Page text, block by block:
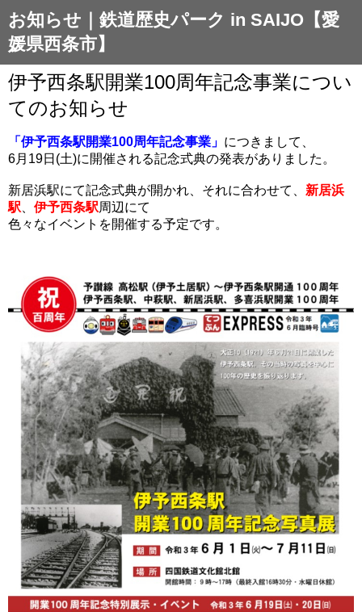
お知らせ｜鉄道歴史パーク in SAIJO【愛
媛県西条市】
伊予西条駅開業100周年記念事業につい
てのお知らせ
「伊予西条駅開業100周年記念事業」 につきまして、
6月19日(土)に開催される記念式典の発表がありました。
新居浜駅にて記念式典が開かれ、それに合わせて、 新居浜
駅
伊予西条駅周辺にて
色々なイベントを開催する予定です。